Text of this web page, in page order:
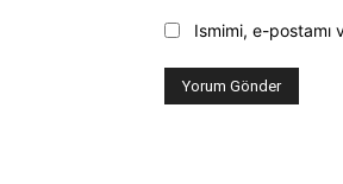
Ismimi, e-postamı